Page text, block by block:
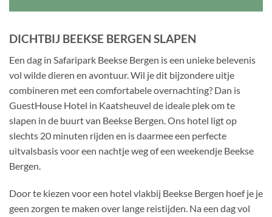
DICHTBIJ BEEKSE BERGEN SLAPEN
Een dag in Safaripark Beekse Bergen is een unieke belevenis
vol wilde dieren en avontuur. Wil je dit bijzondere uitje
combineren met een comfortabele overnachting? Dan is
GuestHouse Hotel in Kaatsheuvel de ideale plek om te
slapen in de buurt van Beekse Bergen. Ons hotel ligt op
slechts 20 minuten rijden en is daarmee een perfecte
uitvalsbasis voor een nachtje weg of een weekendje Beekse
Bergen.
Door te kiezen voor een hotel vlakbij Beekse Bergen hoef je je
geen zorgen te maken over lange reistijden. Na een dag vol